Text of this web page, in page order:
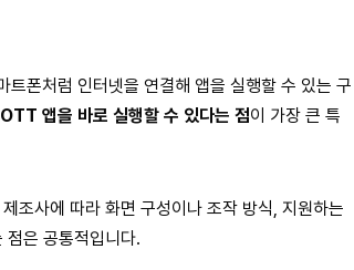
트폰처럼 인터넷을 연결해 앱을 실행할 수 있는 구
앱을 바로 실행할 수 있다는 점이 가장 큰 특
조사에 따라 화면 구성이나 조작 방식, 지원하는
은 공통적입니다.